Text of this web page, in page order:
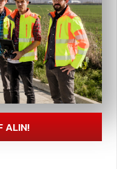
ALIN!